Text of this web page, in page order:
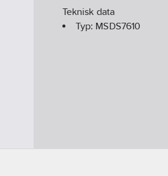
Teknisk data
Typ: MSDS7610